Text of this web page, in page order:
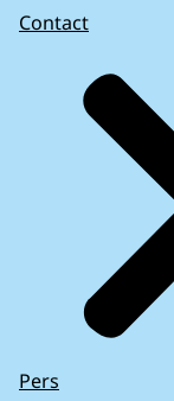
Contact
Pers